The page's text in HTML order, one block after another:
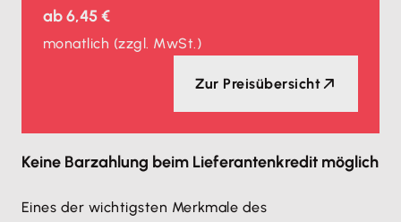
ab6,45 €
monatlich (zzgl. MwSt.)
Zur Preisübersicht
Keine Barzahlung beim Lieferantenkredit möglich
Eines der wichtigsten Merkmale des